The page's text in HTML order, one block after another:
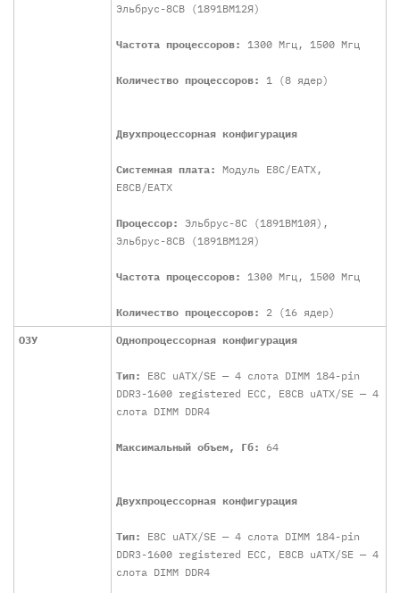
Эльбрус-8СВ (1891ВМ12Я)
Частота процессоров: 1300 Мгц, 1500 Мгц
Количество процессоров: 1 (8 ядер)
Двухпроцессорная конфигурация
Системная плата: Модуль E8C/EATX,
E8CB/EATX
Процессор: Эльбрус-8С (1891ВМ10Я),
Эльбрус-8СВ (1891ВМ12Я)
Частота процессоров: 1300 Мгц, 1500 Мгц
Количество процессоров: 2 (16 ядер)
ОЗУ Однопроцессорная конфигурация
Тип: E8C uATX/SE — 4 слота DIMM 184-pin
DDR3-1600 registered ECC, E8CВ uATX/SE — 4
слота DIMM DDR4
Максимальный объем, Гб: 64
Двухпроцессорная конфигурация
Тип: E8C uATX/SE — 4 слота DIMM 184-pin
DDR3-1600 registered ECC, E8CВ uATX/SE — 4
слота DIMM DDR4